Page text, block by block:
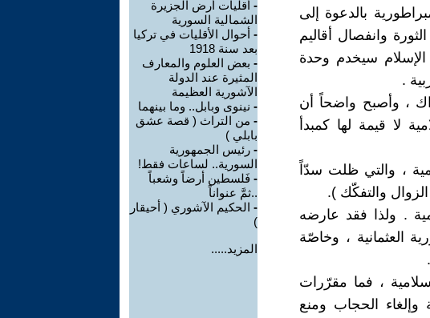
بالدعوة إلى
ثورة 1908 . ولكنّ نجاح الثورة وانفصال أقاليم
الإسلام سيخدم وحدة
.
، وأصبح واضحاً أن
لا قيمة لها كمبدأ
، والتي ظلت سدّاً
والتفكّك ).
. ولذا فقد عارضه
الإمبراطورية العثمانية ، وخاصّة
، فما مقرّرات
الحجاب ومنع
- أقليات أرض الجزيرة
الشمالية السورية
- أحوال الأقليات في تركيا
بعد سنة 1918
- بعض العلوم والمعارف
المثيرة عند الدولة
الآشورية العظيمة
- نينوى وبابل.. وما بينهما
- من التراث ( قصة عشق
بابلي )
- رئيس الجمهورية
السورية.. لساعات فقط!
- فَلسطين أرضاً وشعباً
..ثمَّ عنواناً
- الحكيم الآشوري ( أحيقار
)
المزيد.....